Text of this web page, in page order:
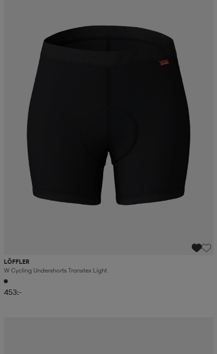
LÖFFLER
W Cycling Undershorts Transtex Light
453:-